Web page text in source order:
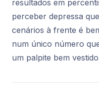
resultados em
perceber depressa
cenários à frente é
num único número
um palpite bem